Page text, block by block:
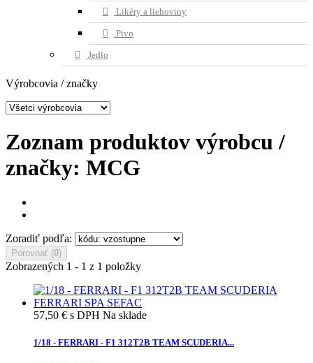
Likéry a liehoviny
Pivo
Jedlo
Výrobcovia / značky
Zoznam produktov výrobcu /
značky: MCG
Zoradiť podľa:
Porovnať (0)
Zobrazených 1 - 1 z 1 položky
57,50 € s DPH Na sklade
1/18 - FERRARI - F1 312T2B TEAM SCUDERIA...